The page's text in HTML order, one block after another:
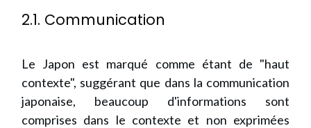
2.1. Communication
Le Japon est marqué comme étant de "haut
contexte", suggérant que dans la communication
japonaise, beaucoup d'informations sont
comprises dans le contexte et non exprimées